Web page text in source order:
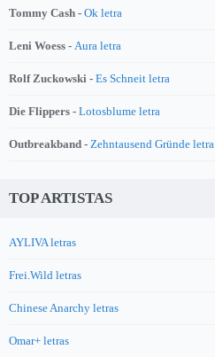
Tommy Cash - Ok letra
Leni Woess - Aura letra
Rolf Zuckowski - Es Schneit letra
Die Flippers - Lotosblume letra
Outbreakband - Zehntausend Gründe letra
TOP ARTISTAS
AYLIVA letras
Frei.Wild letras
Chinese Anarchy letras
Omar+ letras